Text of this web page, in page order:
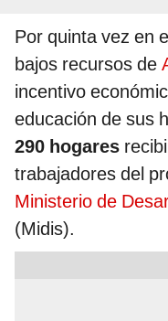
Por quinta vez en
bajos recursos de
incentivo
educación de sus
290 hogares
trabajadores del
Ministerio de
(Midis).